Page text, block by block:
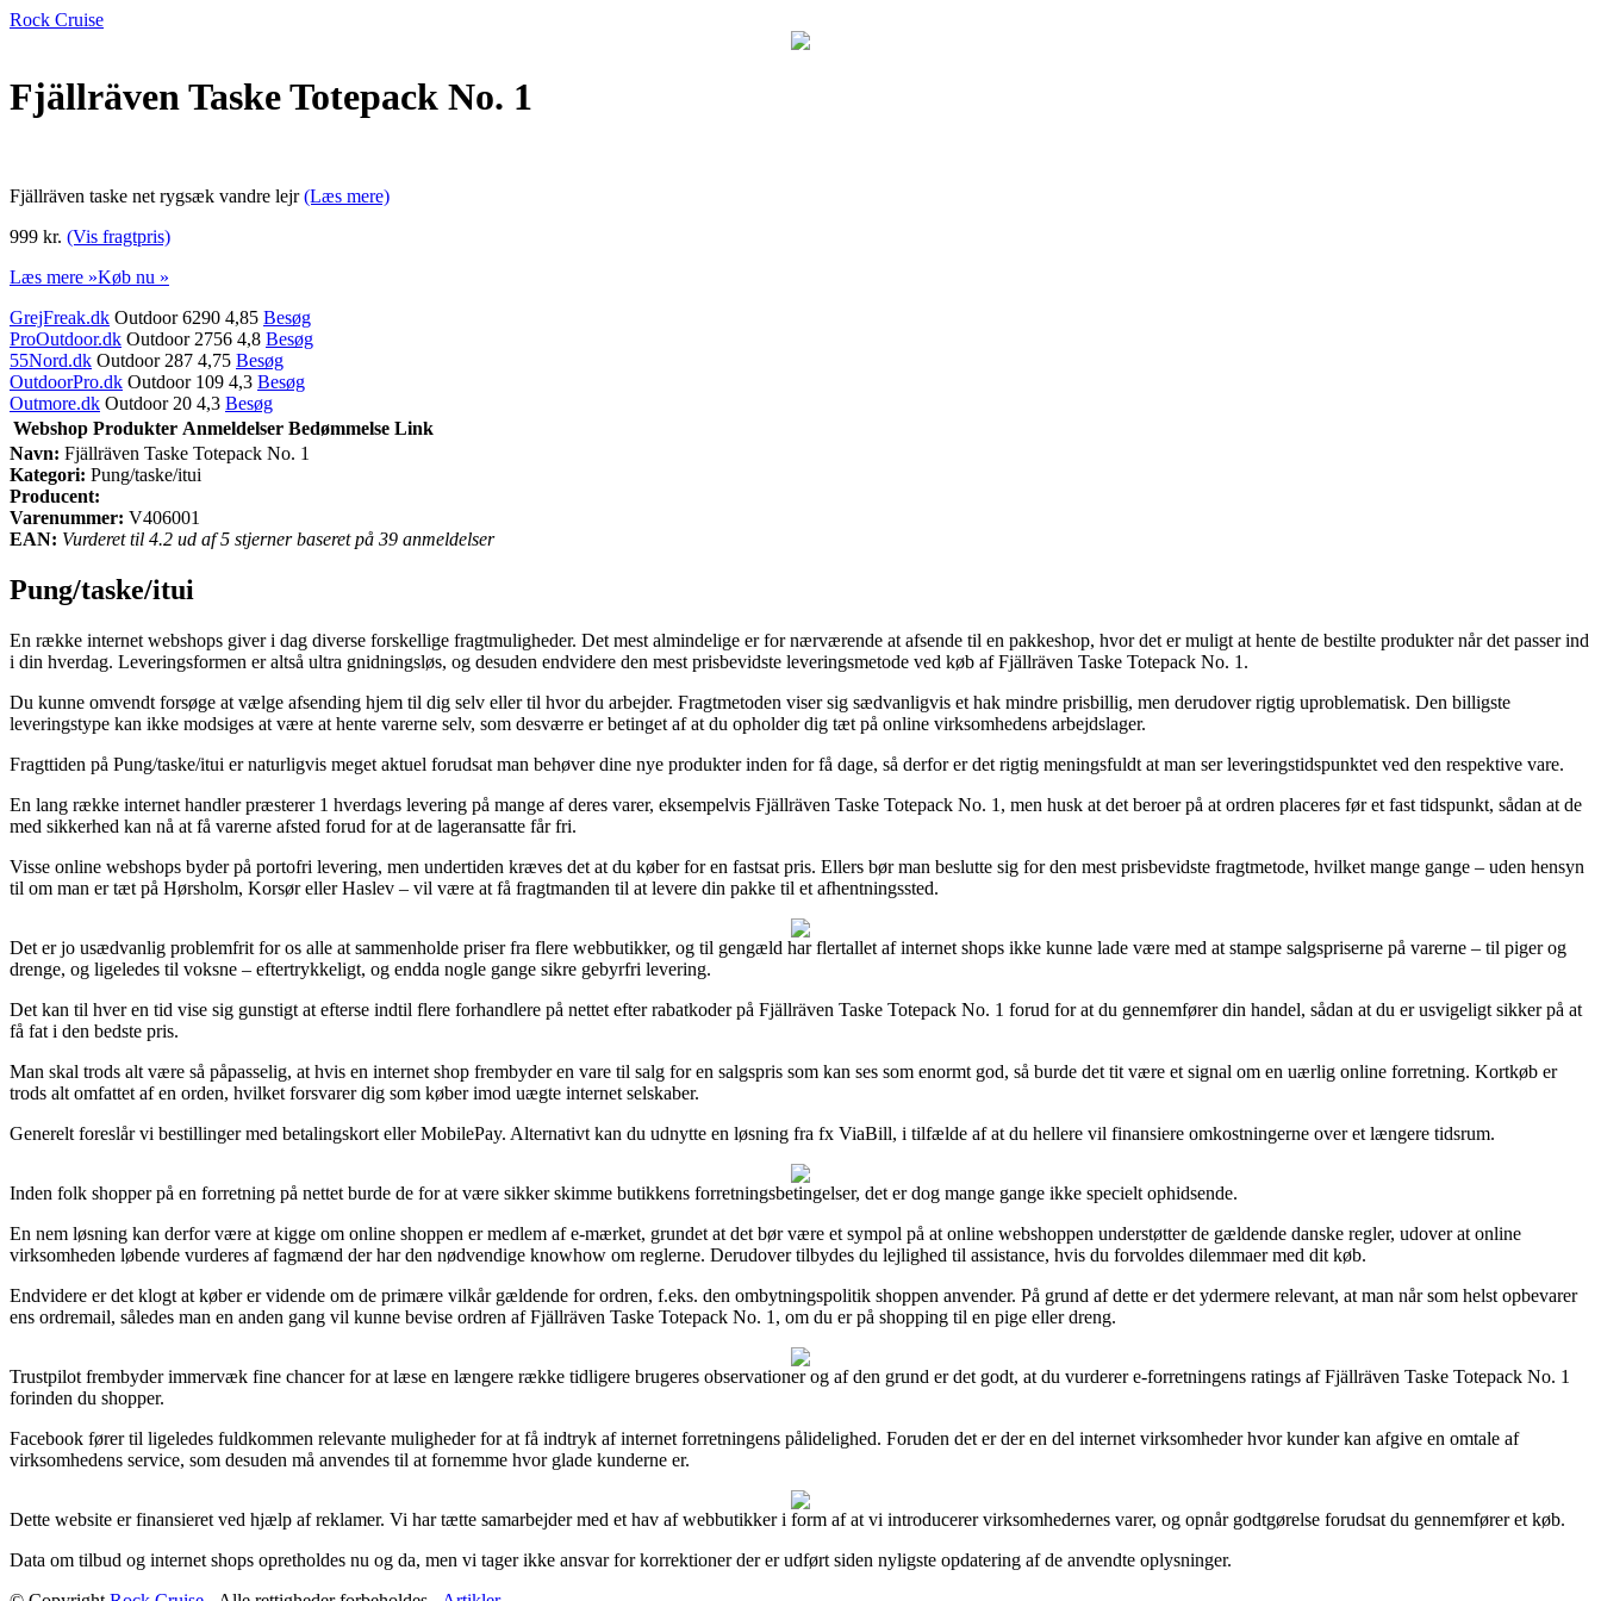
Rock Cruise
Fjällräven Taske Totepack No. 1
Fjällräven taske net rygsæk vandre lejr(Læs mere)
999 kr. (Vis fragtpris)
Læs mere »Køb nu »
GrejFreak.dk Outdoor 6290 4,85 Besøg
ProOutdoor.dk Outdoor 2756 4,8 Besøg
55Nord.dk Outdoor 287 4,75 Besøg
OutdoorPro.dk Outdoor 109 4,3 Besøg
Outmore.dk Outdoor 20 4,3 Besøg
Webshop Produkter Anmeldelser Bedømmelse Link
Navn: Fjällräven Taske Totepack No. 1
Kategori: Pung/taske/itui
Producent:
Varenummer: V406001
EAN: Vurderet til 4.2 ud af 5 stjerner baseret på 39 anmeldelser
Pung/taske/itui
En række internet webshops giver i dag diverse forskellige fragtmuligheder. Det mest almindelige er for nærværende at afsende til en pakkeshop, hvor det er muligt at hente de bestilte produkter når det passer ind
i din hverdag. Leveringsformen er altså ultra gnidningsløs, og desuden endvidere den mest prisbevidste leveringsmetode ved køb af Fjällräven Taske Totepack No. 1.
Du kunne omvendt forsøge at vælge afsending hjem til dig selv eller til hvor du arbejder. Fragtmetoden viser sig sædvanligvis et hak mindre prisbillig, men derudover rigtig uproblematisk. Den billigste
leveringstype kan ikke modsiges at være at hente varerne selv, som desværre er betinget af at du opholder dig tæt på online virksomhedens arbejdslager.
Fragttiden på Pung/taske/itui er naturligvis meget aktuel forudsat man behøver dine nye produkter inden for få dage, så derfor er det rigtig meningsfuldt at man ser leveringstidspunktet ved den respektive vare.
En lang række internet handler præsterer 1 hverdags levering på mange af deres varer, eksempelvis Fjällräven Taske Totepack No. 1, men husk at det beroer på at ordren placeres før et fast tidspunkt, sådan at de
med sikkerhed kan nå at få varerne afsted forud for at de lageransatte får fri.
Visse online webshops byder på portofri levering, men undertiden kræves det at du køber for en fastsat pris. Ellers bør man beslutte sig for den mest prisbevidste fragtmetode, hvilket mange gange – uden hensyn
til om man er tæt på Hørsholm, Korsør eller Haslev – vil være at få fragtmanden til at levere din pakke til et afhentningssted.
Det er jo usædvanlig problemfrit for os alle at sammenholde priser fra flere webbutikker, og til gengæld har flertallet af internet shops ikke kunne lade være med at stampe salgspriserne på varerne – til piger og
drenge, og ligeledes til voksne – eftertrykkeligt, og endda nogle gange sikre gebyrfri levering.
Det kan til hver en tid vise sig gunstigt at efterse indtil flere forhandlere på nettet efter rabatkoder på Fjällräven Taske Totepack No. 1 forud for at du gennemfører din handel, sådan at du er usvigeligt sikker på at
få fat i den bedste pris.
Man skal trods alt være så påpasselig, at hvis en internet shop frembyder en vare til salg for en salgspris som kan ses som enormt god, så burde det tit være et signal om en uærlig online forretning. Kortkøb er
trods alt omfattet af en orden, hvilket forsvarer dig som køber imod uægte internet selskaber.
Generelt foreslår vi bestillinger med betalingskort eller MobilePay. Alternativt kan du udnytte en løsning fra fx ViaBill, i tilfælde af at du hellere vil finansiere omkostningerne over et længere tidsrum.
Inden folk shopper på en forretning på nettet burde de for at være sikker skimme butikkens forretningsbetingelser, det er dog mange gange ikke specielt ophidsende.
En nem løsning kan derfor være at kigge om online shoppen er medlem af e-mærket, grundet at det bør være et sympol på at online webshoppen understøtter de gældende danske regler, udover at online
virksomheden løbende vurderes af fagmænd der har den nødvendige knowhow om reglerne. Derudover tilbydes du lejlighed til assistance, hvis du forvoldes dilemmaer med dit køb.
Endvidere er det klogt at køber er vidende om de primære vilkår gældende for ordren, f.eks. den ombytningspolitik shoppen anvender. På grund af dette er det ydermere relevant, at man når som helst opbevarer
ens ordremail, således man en anden gang vil kunne bevise ordren af Fjällräven Taske Totepack No. 1, om du er på shopping til en pige eller dreng.
Trustpilot frembyder immervæk fine chancer for at læse en længere række tidligere brugeres observationer og af den grund er det godt, at du vurderer e-forretningens ratings af Fjällräven Taske Totepack No. 1
forinden du shopper.
Facebook fører til ligeledes fuldkommen relevante muligheder for at få indtryk af internet forretningens pålidelighed. Foruden det er der en del internet virksomheder hvor kunder kan afgive en omtale af
virksomhedens service, som desuden må anvendes til at fornemme hvor glade kunderne er.
Dette website er finansieret ved hjælp af reklamer. Vi har tætte samarbejder med et hav af webbutikker i form af at vi introducerer virksomhedernes varer, og opnår godtgørelse forudsat du gennemfører et køb.
Data om tilbud og internet shops opretholdes nu og da, men vi tager ikke ansvar for korrektioner der er udført siden nyligste opdatering af de anvendte oplysninger.